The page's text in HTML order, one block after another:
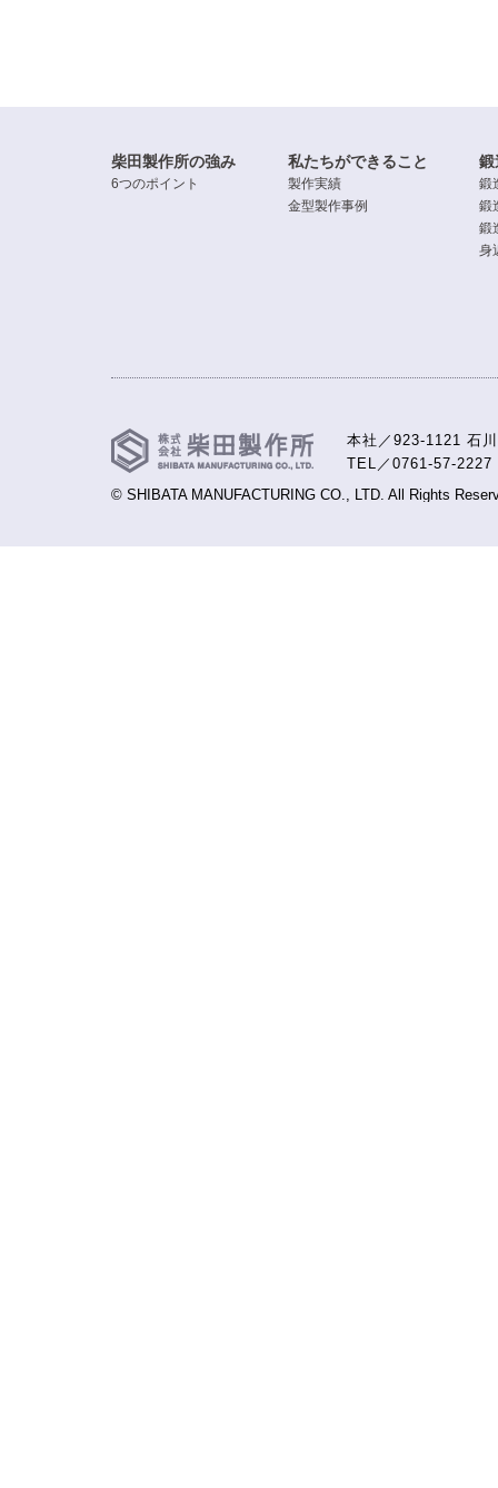
柴田製作所の強み
6つのポイント
私たちができること
製作実績
金型製作事例
鍛
鍛
鍛
鍛
身
本社／923-1121 石
TEL／0761-57-
© SHIBATA MANUFACTURING CO., LTD. All Rights